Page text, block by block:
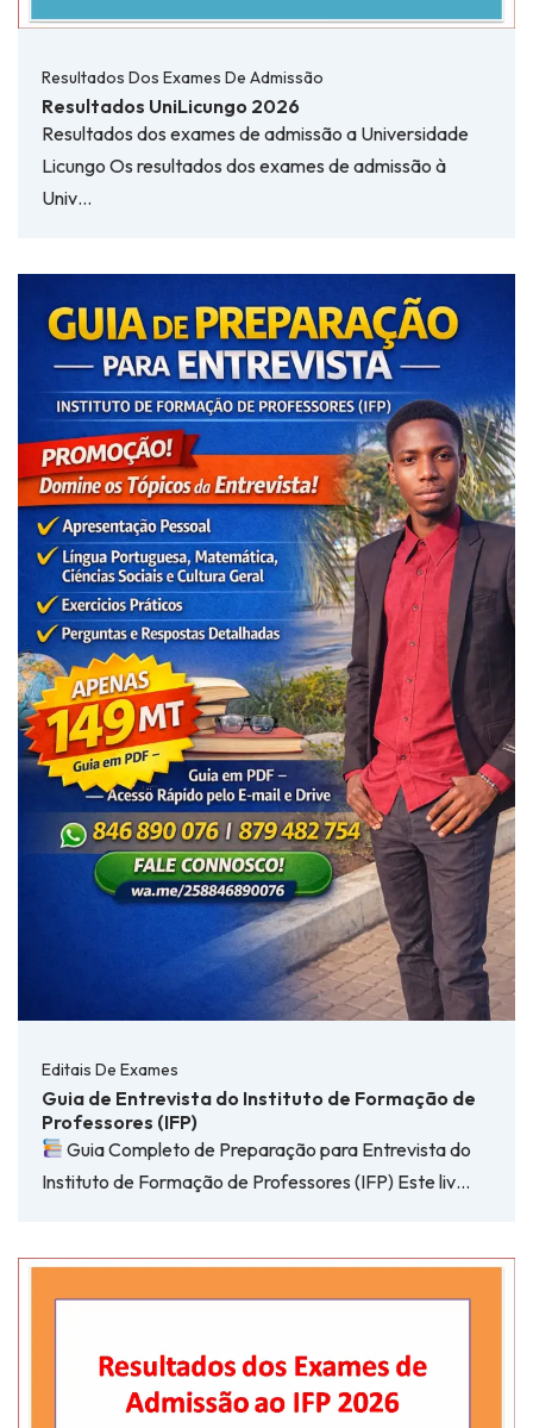
Resultados Dos Exames De Admissão
Resultados UniLicungo 2026
Resultados dos exames de admissão a Universidade
Licungo Os resultados dos exames de admissão à
Univ…
Editais De Exames
Guia de Entrevista do Instituto de Formação de
Professores (IFP)
Guia Completo de Preparação para Entrevista do
Instituto de Formação de Professores (IFP) Este liv…